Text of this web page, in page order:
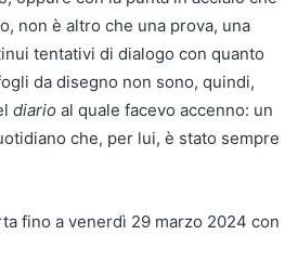
non è altro che una prova, una
tentativi di dialogo con quanto
da disegno non sono, quindi,
diario al quale facevo accenno: un
che, per lui, è stato sempre
fino a venerdì 29 marzo 2024 con